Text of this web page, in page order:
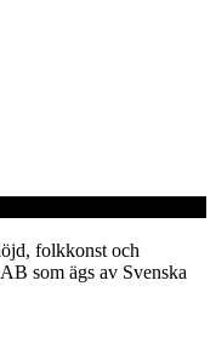
folkkonst och
som ägs av Svenska